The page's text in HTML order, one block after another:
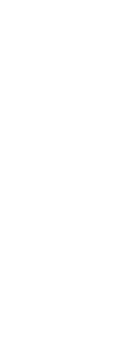
パートナーと家
「やり方が違う
仕上がりに不満
でも、それを言
自分が教えると
自分でやった方
そんなお悩みを
第三者が間に入